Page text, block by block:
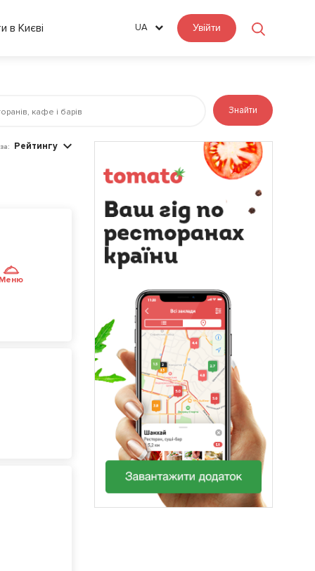
в Києві UA Увійти
Знайти
Рейтингу